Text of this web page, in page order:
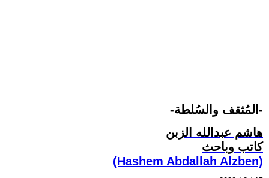
-المُثقف والسُلطة-
هاشم عبدالله الزبن
كاتب وباحث
(Hashem Abdallah Alzben)